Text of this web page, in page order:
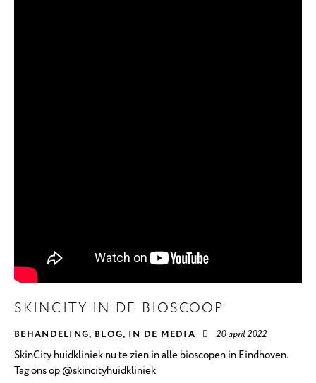
SKINCITY IN DE BIOSCOOP
BEHANDELING, BLOG, IN DE MEDIA 20 april 2022
SkinCity huidkliniek nu te zien in alle bioscopen in Eindhoven.
Tag ons op @skincityhuidkliniek